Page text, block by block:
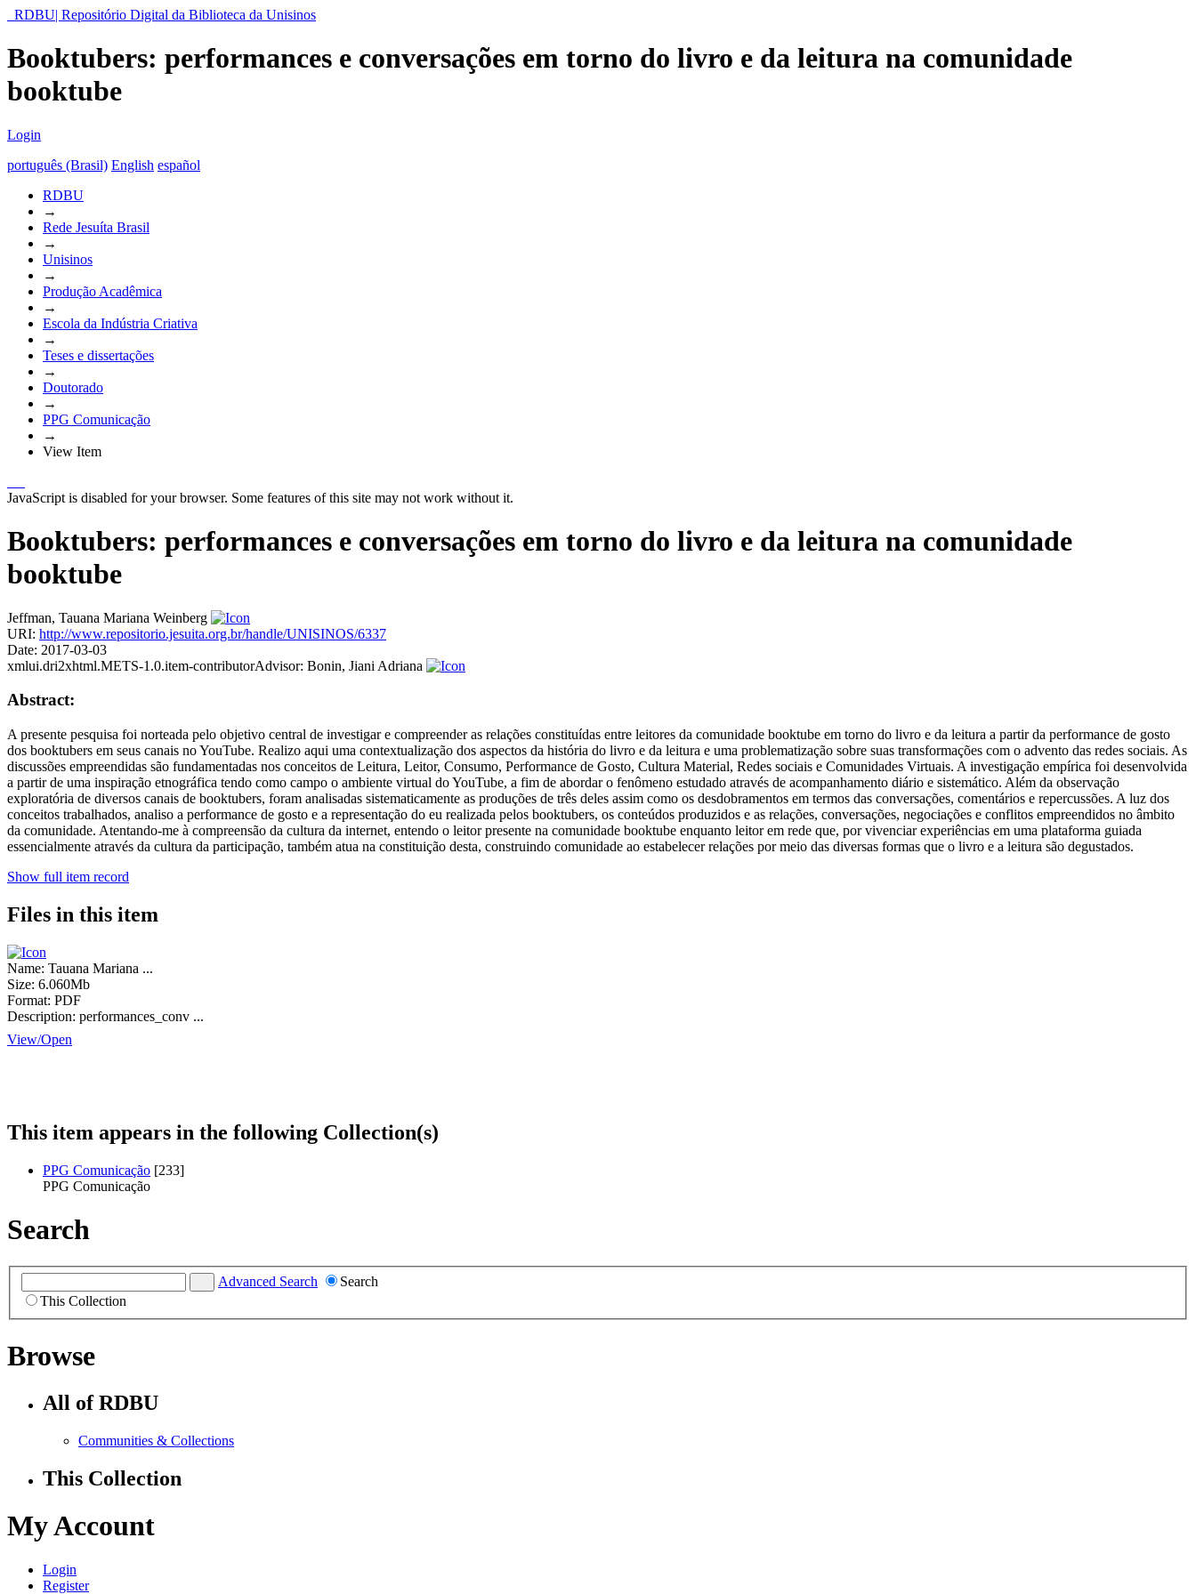
RDBU| Repositório Digital da Biblioteca da Unisinos
Booktubers: performances e conversações em torno do livro e da leitura na comunidade
booktube
Login
português (Brasil) English español
RDBU
→
Rede Jesuíta Brasil
→
Unisinos
→
Produção Acadêmica
→
Escola da Indústria Criativa
→
Teses e dissertações
→
Doutorado
→
PPG Comunicação
→
View Item
JavaScript is disabled for your browser. Some features of this site may not work without it.
Booktubers: performances e conversações em torno do livro e da leitura na comunidade
booktube
Jeffman, Tauana Mariana Weinberg
URI: http://www.repositorio.jesuita.org.br/handle/UNISINOS/6337
Date: 2017-03-03
xmlui.dri2xhtml.METS-1.0.item-contributorAdvisor: Bonin, Jiani Adriana
Abstract:
A presente pesquisa foi norteada pelo objetivo central de investigar e compreender as relações constituídas entre leitores da comunidade booktube em torno do livro e da leitura a partir da performance de gosto
dos booktubers em seus canais no YouTube. Realizo aqui uma contextualização dos aspectos da história do livro e da leitura e uma problematização sobre suas transformações com o advento das redes sociais. As
discussões empreendidas são fundamentadas nos conceitos de Leitura, Leitor, Consumo, Performance de Gosto, Cultura Material, Redes sociais e Comunidades Virtuais. A investigação empírica foi desenvolvida
a partir de uma inspiração etnográfica tendo como campo o ambiente virtual do YouTube, a fim de abordar o fenômeno estudado através de acompanhamento diário e sistemático. Além da observação
exploratória de diversos canais de booktubers, foram analisadas sistematicamente as produções de três deles assim como os desdobramentos em termos das conversações, comentários e repercussões. A luz dos
conceitos trabalhados, analiso a performance de gosto e a representação do eu realizada pelos booktubers, os conteúdos produzidos e as relações, conversações, negociações e conflitos empreendidos no âmbito
da comunidade. Atentando-me à compreensão da cultura da internet, entendo o leitor presente na comunidade booktube enquanto leitor em rede que, por vivenciar experiências em uma plataforma guiada
essencialmente através da cultura da participação, também atua na constituição desta, construindo comunidade ao estabelecer relações por meio das diversas formas que o livro e a leitura são degustados.
Show full item record
Files in this item
Name: Tauana Mariana ...
Size: 6.060Mb
Format: PDF
Description: performances_conv ...
View/Open
This item appears in the following Collection(s)
PPG Comunicação [233]
PPG Comunicação
Search
Advanced Search
Search
This Collection
Browse
All of RDBU
Communities & Collections
This Collection
My Account
Login
Register